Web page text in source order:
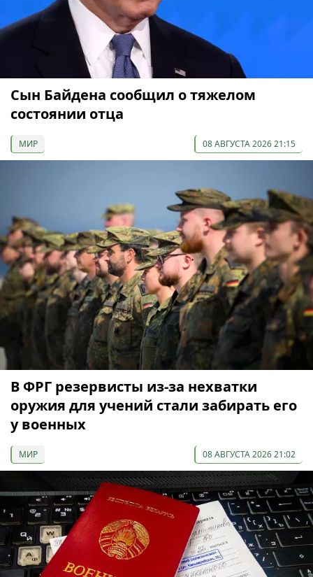
Сын Байдена сообщил о тяжелом
состоянии отца
МИР 08 АВГУСТА 2026 21:15
В ФРГ резервисты из-за нехватки
оружия для учений стали забирать его
у военных
МИР 08 АВГУСТА 2026 21:02